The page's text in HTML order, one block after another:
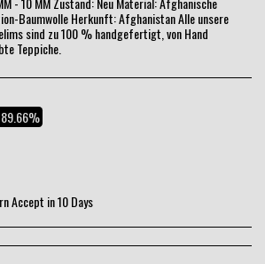
Baumwolle Herkunft: Afghanistan Alle unsere
sind zu 100 % handgefertigt, von Hand
Teppiche.
Accept in 10 Days